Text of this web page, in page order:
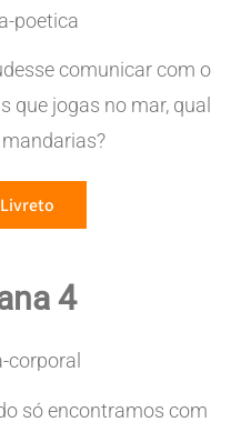
comunicar com o
que jogas no mar, qual
4
só encontramos com